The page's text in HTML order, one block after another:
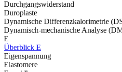
Durchgangswiderstand
Duroplaste
Dynamische Differenzkalorimetrie
Dynamisch-mechanische Analyse
E
Überblick E
Eigenspannung
Elastomere